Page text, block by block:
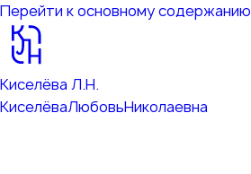
Перейти к основному содержанию
Киселёва Л.Н.
КиселёваЛюбовьНиколаевна